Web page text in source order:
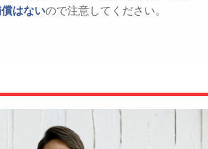
はないので注意してください。